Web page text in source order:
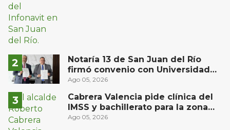
Notaría 13 de San Juan del Río
firmó convenio con Universidad
Privada del Bajío para recibir
Ago 05, 2026
Cabrera Valencia pide clínica del
IMSS y bachillerato para la zona
oriente de San Juan del Río
Ago 05, 2026